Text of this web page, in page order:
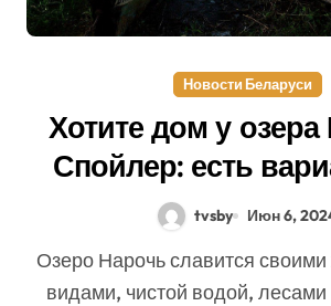
Новости Беларуси
Хотите дом у
Спойлер: есть
$15 000
tvsby Июн 6,
Озеро Нарочь славится своими живописными
видами, чистой водой,